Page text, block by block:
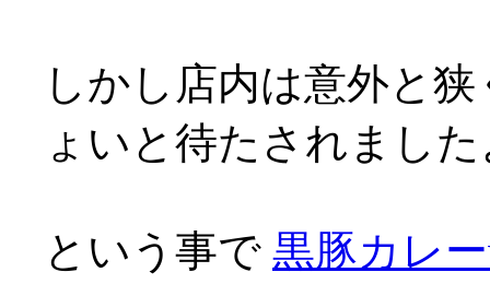
しかし店内は意外と
ょいと待たされまし
という事で 黒豚カレ